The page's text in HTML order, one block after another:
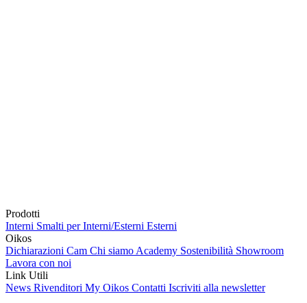
Prodotti
Interni Smalti per Interni/Esterni Esterni
Oikos
Dichiarazioni Cam Chi siamo Academy Sostenibilità Showroom
Lavora con noi
Link Utili
News Rivenditori My Oikos Contatti Iscriviti alla newsletter